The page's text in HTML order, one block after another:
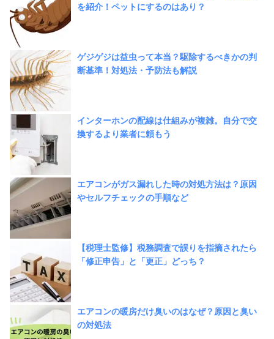
を紹介！ペットにするのはあり？
ゲジゲジは益虫って本当？駆除するべきかの判
断基準！対処法・予防法も解説
インターホンの配線は仕組みが複雑。自分で交
換するより業者に頼もう
エアコンがガス漏れした時の対処方法は？原因
やセルフチェックの手順など
【税理士監修】税務調査で誤りを指摘されたら
「修正申告」と「更正」どっち？
エアコンの暖房だけ臭いのはなぜ？原因と臭い
の対処法